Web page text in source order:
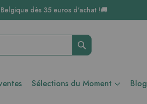
dès 35 euros d'achat !🚚
Rechercher
Sélections du Moment Blog